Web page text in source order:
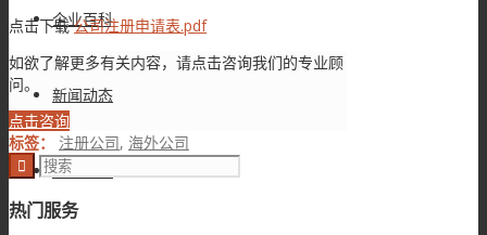
企业百科
新闻动态
常见问题
点击下载公司注册申请表.pdf
如欲了解更多有关内容，请点击咨询我们的专业顾
问。
点击咨询
标签：
注册公司, 海外公司
热门服务